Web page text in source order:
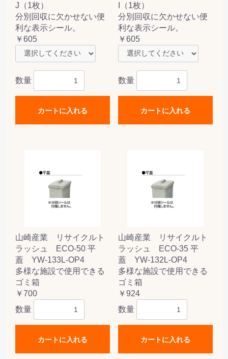
J（1枚）
分別回収に欠かせない便
利な表示シール。
￥605
数量
カートに入れる
I（1枚）
分別回収に欠かせない便
利な表示シール。
￥605
数量
カートに入れる
山崎産業 リサイクルト
ラッシュ ECO-50 平
蓋 YW-133L-OP4
多様な施設で使用できる
ゴミ箱
￥700
数量
カートに入れる
山崎産業 リサイクルト
ラッシュ ECO-35 平
蓋 YW-132L-OP4
多様な施設で使用できる
ゴミ箱
￥924
数量
カートに入れる